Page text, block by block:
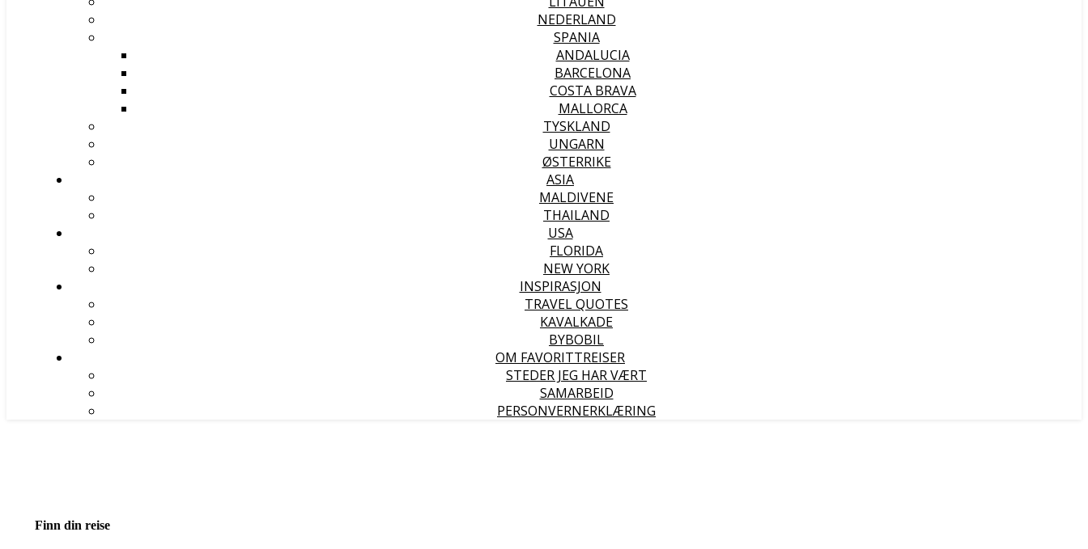
NEDERLAND
SPANIA
ANDALUCIA
BARCELONA
COSTA BRAVA
MALLORCA
TYSKLAND
UNGARN
ØSTERRIKE
ASIA
MALDIVENE
THAILAND
USA
FLORIDA
NEW YORK
INSPIRASJON
TRAVEL QUOTES
KAVALKADE
BYBOBIL
OM FAVORITTREISER
STEDER JEG HAR VÆRT
SAMARBEID
PERSONVERNERKLÆRING
Finn din reise